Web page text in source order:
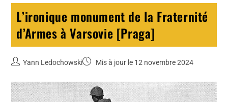
L’ironique monument de la Fraternité
d’Armes à Varsovie [Praga]
Yann Ledochowski Mis à jour le 12 novembre 2024